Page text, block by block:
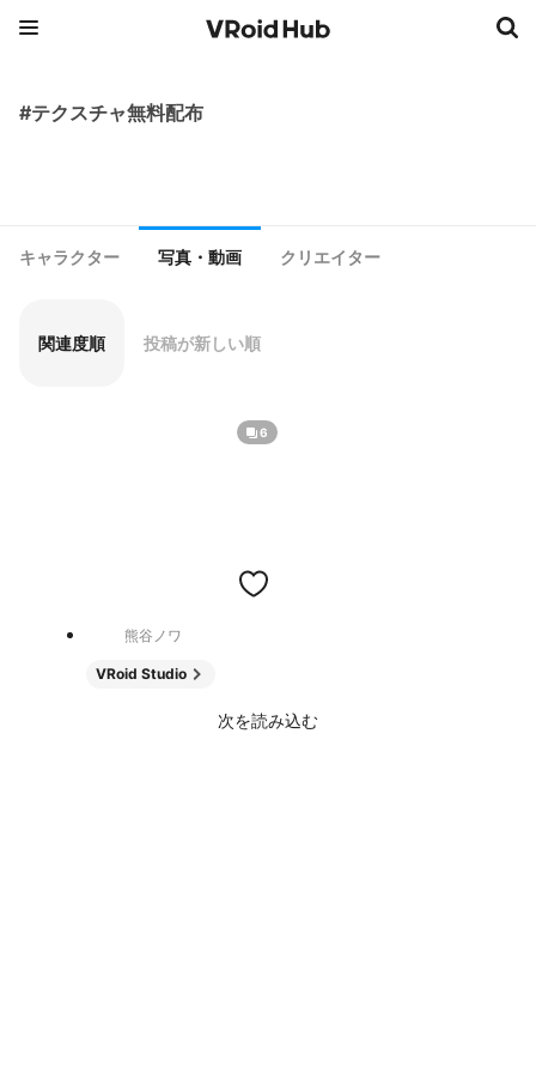
#テクスチャ無料配布
キャラクター 写真・動画 クリエイター
関連度順 投稿が新しい順
6
熊谷ノワ
VRoid Studio
次を読み込む